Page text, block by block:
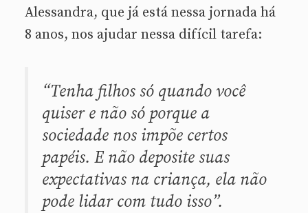
Alessandra, que já está nessa jornada há
8 anos, nos ajudar nessa difícil tarefa:
“Tenha filhos só quando você
quiser e não só porque a
sociedade nos impõe certos
papéis. E não deposite suas
expectativas na criança, ela não
pode lidar com tudo isso”.